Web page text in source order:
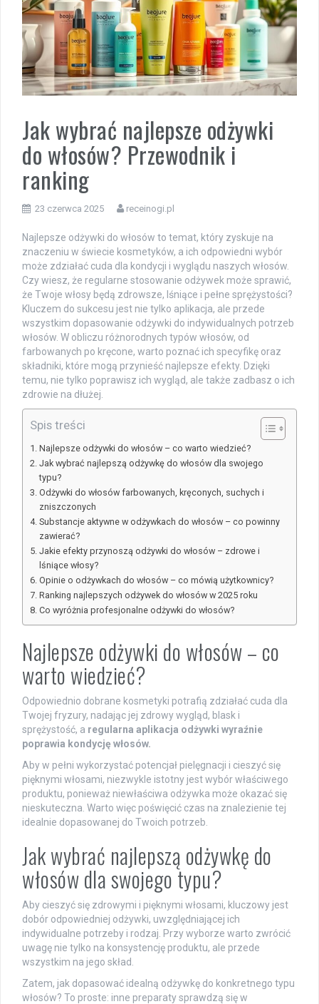
Jak wybrać najlepsze odżywki
do włosów? Przewodnik i
ranking
23 czerwca 2025 receinogi.pl
Najlepsze odżywki do włosów to temat, który zyskuje na
znaczeniu w świecie kosmetyków, a ich odpowiedni wybór
może zdziałać cuda dla kondycji i wyglądu naszych włosów.
Czy wiesz, że regularne stosowanie odżywek może sprawić,
że Twoje włosy będą zdrowsze, lśniące i pełne sprężystości?
Kluczem do sukcesu jest nie tylko aplikacja, ale przede
wszystkim dopasowanie odżywki do indywidualnych potrzeb
włosów. W obliczu różnorodnych typów włosów, od
farbowanych po kręcone, warto poznać ich specyfikę oraz
składniki, które mogą przynieść najlepsze efekty. Dzięki
temu, nie tylko poprawisz ich wygląd, ale także zadbasz o ich
zdrowie na dłużej.
Spis treści
Najlepsze odżywki do włosów – co warto wiedzieć?
Jak wybrać najlepszą odżywkę do włosów dla swojego
typu?
Odżywki do włosów farbowanych, kręconych, suchych i
zniszczonych
Substancje aktywne w odżywkach do włosów – co powinny
zawierać?
Jakie efekty przynoszą odżywki do włosów – zdrowe i
lśniące włosy?
Opinie o odżywkach do włosów – co mówią użytkownicy?
Ranking najlepszych odżywek do włosów w 2025 roku
Co wyróżnia profesjonalne odżywki do włosów?
Najlepsze odżywki do włosów – co
warto wiedzieć?
Odpowiednio dobrane kosmetyki potrafią zdziałać cuda dla
Twojej fryzury, nadając jej zdrowy wygląd, blask i
sprężystość, a regularna aplikacja odżywki wyraźnie
poprawia kondycję włosów.
Aby w pełni wykorzystać potencjał pielęgnacji i cieszyć się
pięknymi włosami, niezwykle istotny jest wybór właściwego
produktu, ponieważ niewłaściwa odżywka może okazać się
nieskuteczna. Warto więc poświęcić czas na znalezienie tej
idealnie dopasowanej do Twoich potrzeb.
Jak wybrać najlepszą odżywkę do
włosów dla swojego typu?
Aby cieszyć się zdrowymi i pięknymi włosami, kluczowy jest
dobór odpowiedniej odżywki, uwzględniającej ich
indywidualne potrzeby i rodzaj. Przy wyborze warto zwrócić
uwagę nie tylko na konsystencję produktu, ale przede
wszystkim na jego skład.
Zatem, jak dopasować idealną odżywkę do konkretnego typu
włosów? To proste: inne preparaty sprawdzą się w